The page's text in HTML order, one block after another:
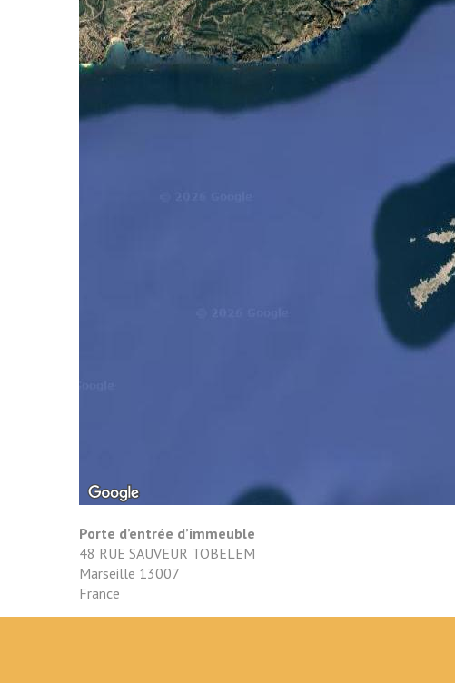
Porte d’entrée d’immeuble
48 RUE SAUVEUR TOBELEM
Marseille 13007
France